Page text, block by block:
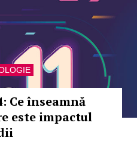
Ce înseamnă
este impactul